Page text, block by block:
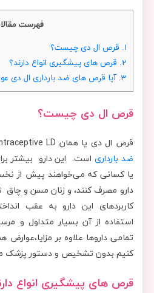
فهرست
1. قرص ال دی چیست؟
2. قرص های پیشگیری انواع دارند؟
3. آیا قرص های ضد بارداری ال دی
قرص ال دی چیست؟
قرص ال دی یا همان Contraceptive LD یکی از انواع
ضد بارداری
یا کسانی که می‌خواهند پیش از
دارو مصرف کنند، و زنان مسن و
کاربردهای این دارو به عقب
استفاده از آن بسیار متداول و
تمامی داروها علاوه بر مزایا،عوارض
کنیم بدون تشخیص و دستور پزشک
قرص های پیشگیری انواع